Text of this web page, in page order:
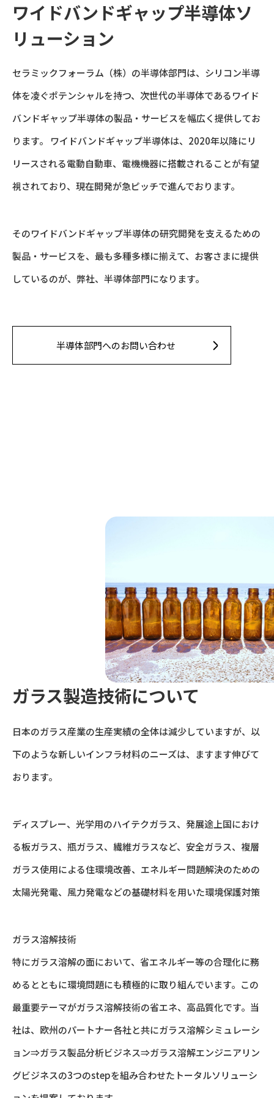
ワイドバンドギャップ半導体ソ
リューション
セラミックフォーラム（株）の半導体部門は、シリコン半導
体を凌ぐポテンシャルを持つ、次世代の半導体であるワイド
バンドギャップ半導体の製品・サービスを幅広く提供してお
ります。 ワイドバンドギャップ半導体は、2020年以降にリ
リースされる電動自動車、電機機器に搭載されることが有望
視されており、現在開発が急ピッチで進んでおります。
そのワイドバンドギャップ半導体の研究開発を支えるための
製品・サービスを、最も多種多様に揃えて、お客さまに提供
しているのが、弊社、半導体部門になります。
半導体部門へのお問い合わせ
ガラス製造技術について
日本のガラス産業の生産実績の全体は減少していますが、以
下のような新しいインフラ材料のニーズは、ますます伸びて
おります。
ディスプレー、光学用のハイテクガラス、発展途上国におけ
る板ガラス、瓶ガラス、繊維ガラスなど、安全ガラス、複層
ガラス使用による住環境改善、 エネルギー問題解決のための
太陽光発電、風力発電などの基礎材料を用いた環境保護対策
ガラス溶解技術
特にガラス溶解の面において、省エネルギー等の合理化に務
めるとともに環境問題にも積極的に取り組んでいます。この
最重要テーマがガラス溶解技術の省エネ、高品質化です。 当
社は、欧州のパートナー各社と共にガラス溶解シミュレーシ
ョン⇒ガラス製品分析ビジネス⇒ガラス溶解エンジニアリン
グビジネスの3つのstepを組み合わせたトータルソリューシ